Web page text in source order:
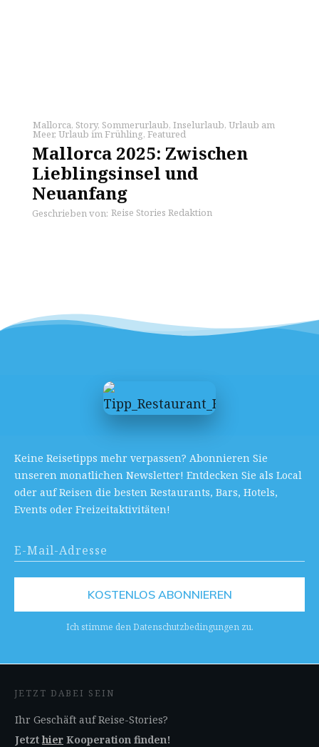
Mallorca, Story, Sommerurlaub, Inselurlaub, Urlaub am
Meer, Urlaub im Frühling, Featured
Mallorca 2025: Zwischen
Lieblingsinsel und
Neuanfang
Geschrieben von: Reise Stories Redaktion
Keine Reisetipps mehr verpassen? Abonnieren Sie
unseren monatlichen Newsletter! Entdecken Sie als Local
oder auf Reisen die besten Restaurants, Bars, Hotels,
Events oder Freizeitaktivitäten!
KOSTENLOS ABONNIEREN
Ich stimme den Datenschutzbedingungen zu.
JETZT DABEI SEIN
Ihr Geschäft auf Reise-Stories?
Jetzthier Kooperation finden!